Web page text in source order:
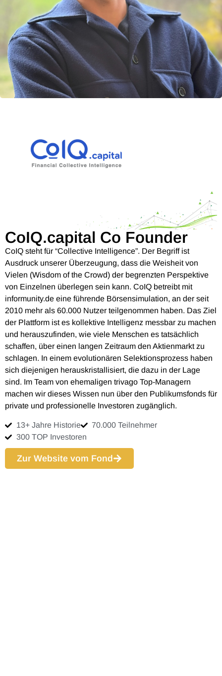
CoIQ.capital Co Founder
CoIQ steht für “Collective Intelligence”. Der Begriff ist
Ausdruck unserer Überzeugung, dass die Weisheit von
Vielen (Wisdom of the Crowd) der begrenzten Perspektive
von Einzelnen überlegen sein kann. CoIQ betreibt mit
informunity.de eine führende Börsensimulation, an der seit
2010 mehr als 60.000 Nutzer teilgenommen haben. Das Ziel
der Plattform ist es kollektive Intelligenz messbar zu machen
und herauszufinden, wie viele Menschen es tatsächlich
schaffen, über einen langen Zeitraum den Aktienmarkt zu
schlagen. In einem evolutionären Selektionsprozess haben
sich diejenigen herauskristallisiert, die dazu in der Lage
sind. Im Team von ehemaligen trivago Top-Managern
machen wir dieses Wissen nun über den Publikumsfonds für
private und professionelle Investoren zugänglich.
13+ Jahre Historie
70.000 Teilnehmer
300 TOP Investoren
Zur Website vom Fond